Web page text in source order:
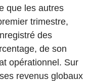
que les autres
trimestre,
des
de son
opérationnel. Sur
revenus globaux